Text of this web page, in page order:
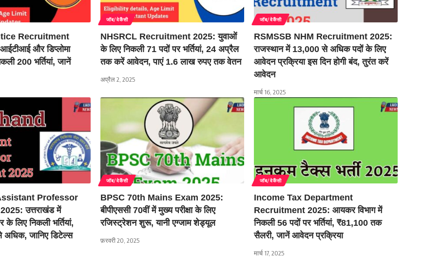
Recruitment
और डिप्लोमा
200 भर्तियां, जानें
जॉब/वेकैंसी
NHSRCL Recruitment 2025: युवाओं
के लिए निकली 71 पदों पर भर्तियां, 24 अप्रैल
तक करें आवेदन, पाएं 1.6 लाख रुपए तक वेतन
अप्रैल 2, 2025
जॉब/वेकैंसी
RSMSSB NHM Recruitment 2025:
राजस्थान में 13,000 से अधिक पदों के लिए
आवेदन प्रक्रिया इस दिन होगी बंद, तुरंत करें
आवेदन
मार्च 16, 2025
Professor
उत्तराखंड में
लिए निकली भर्तियां,
जानिए डिटेल्स
जॉब/वेकैंसी
BPSC 70th Mains Exam 2025:
बीपीएससी 70वीं में मुख्य परीक्षा के लिए
रजिस्ट्रेशन शुरू, यानी एग्जाम शेड्यूल
फ़रवरी 20, 2025
जॉब/वेकैंसी
Income Tax Department
Recruitment 2025: आयकर विभाग में
निकली 56 पदों पर भर्तियां, ₹81,100 तक
सैलरी, जानें आवेदन प्रक्रिया
मार्च 17, 2025